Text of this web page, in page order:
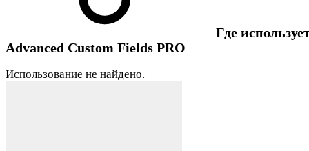
Где
Advanced Custom Fields PRO
Использование не найдено.